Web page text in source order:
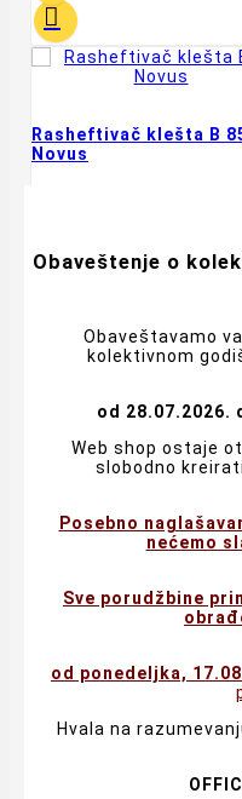

Rasheftivač klešta B
Novus

427,20 RSD
356,00 RSD + 20% PDV
remove


Obaveštenje o
Obaveštavamo
kolektivnom
od 28.07.2026.
Web shop ostaje
slobodno
Posebno
nećemo
Sve porudžbine
od ponedeljka,
Hvala na